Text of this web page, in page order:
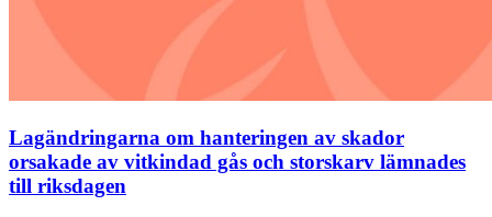
Lagändringarna om hanteringen av skador
orsakade av vitkindad gås och storskarv lämnades
till riksdagen